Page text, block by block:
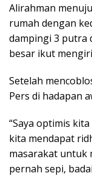
Alirahman
rumah dengan
dampingi 3 putra
besar ikut
Setelah
Pers di hadapan
“Saya optimis
kita mendapat
masarakat untuk
pernah sepi,